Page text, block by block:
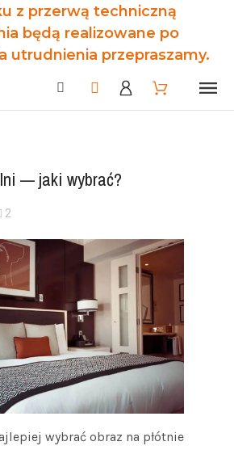
z przerwą techniczną
będą realizowane po
utrudnienia przepraszamy.
— jaki wybrać?
2
wybrać obraz na płótnie